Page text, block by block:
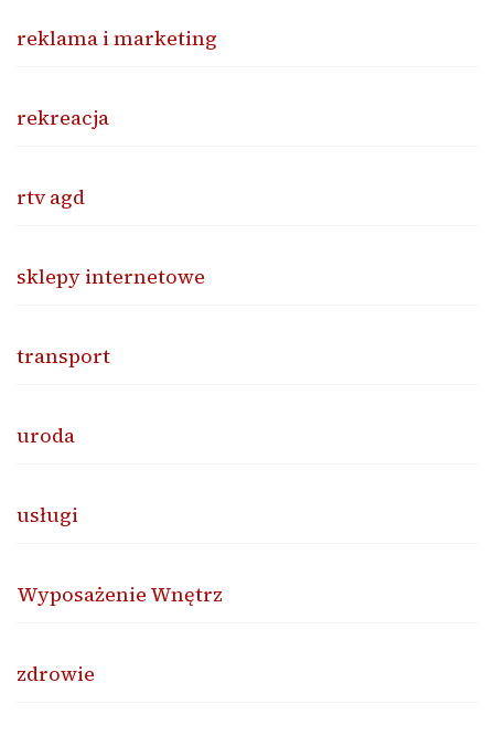
reklama i marketing
rekreacja
rtv agd
sklepy internetowe
transport
uroda
usługi
Wyposażenie Wnętrz
zdrowie